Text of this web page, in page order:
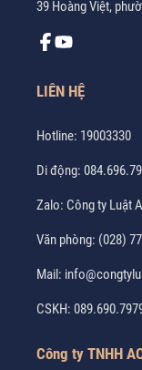
39 Hoàng Việt,
LIÊN HỆ
Hotline: 19003330
Di động:
Zalo: Công ty Luật
Văn phòng: (028)
Mail:
CSKH:
Công ty TNHH